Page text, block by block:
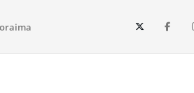
e todo o estado de Roraima. Fique